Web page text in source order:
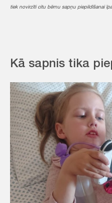
tiek novirzīti citu bērnu sapņu piepildīšanai
Kā sapnis tika